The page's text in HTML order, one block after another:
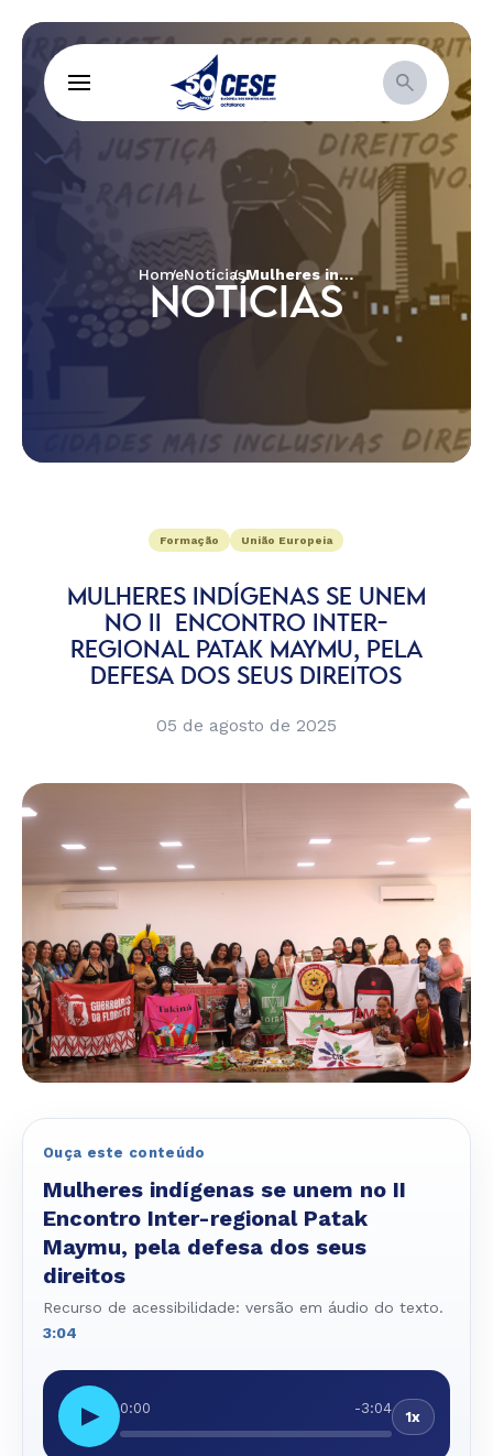
HomeNotícias Mulheres indígenas se unem no II Encontro Inter-regional Patak Maymu, pela defesa dos seus direitos
NOTÍCIAS
Formação União Europeia
MULHERES INDÍGENAS SE UNEM
NO II ENCONTRO INTER-
REGIONAL PATAK MAYMU, PELA
DEFESA DOS SEUS DIREITOS
05 de agosto de 2025
Ouça este conteúdo
Mulheres indígenas se unem no II
Encontro Inter-regional Patak
Maymu, pela defesa dos seus
direitos
Recurso de acessibilidade: versão em áudio do texto.
3:04
▶ 0:00 -3:04 1x